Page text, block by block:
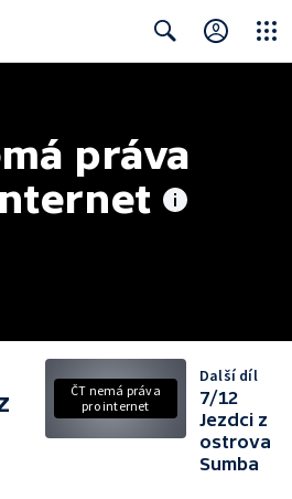
práva
ČT nemá práva
pro internet
Další díl
7/12
Jezdci z
ostrova
Sumba